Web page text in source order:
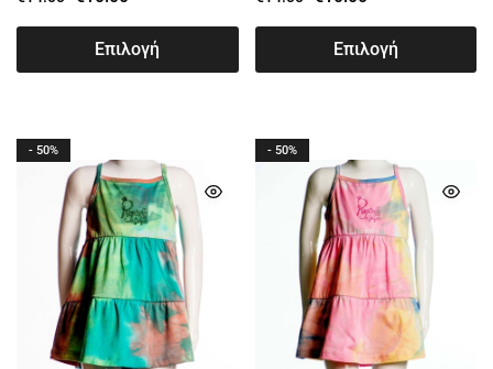
Επιλογή Επιλογή
- 50% - 50%